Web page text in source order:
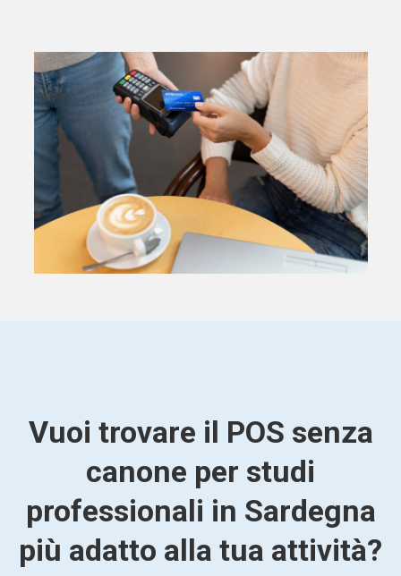
Vuoi trovare il POS senza
canone per studi
professionali in Sardegna
più adatto alla tua attività?